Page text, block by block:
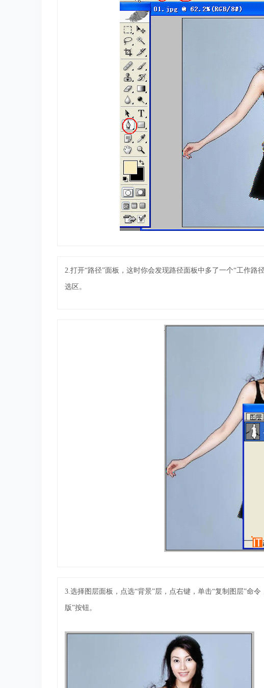
2.打开“路径”面板，这时你会发现路径面板中多了一个“工作路
选区。
3.选择图层面板，点选“背景”层，点右键，单击“复制图层”命
版”按钮。